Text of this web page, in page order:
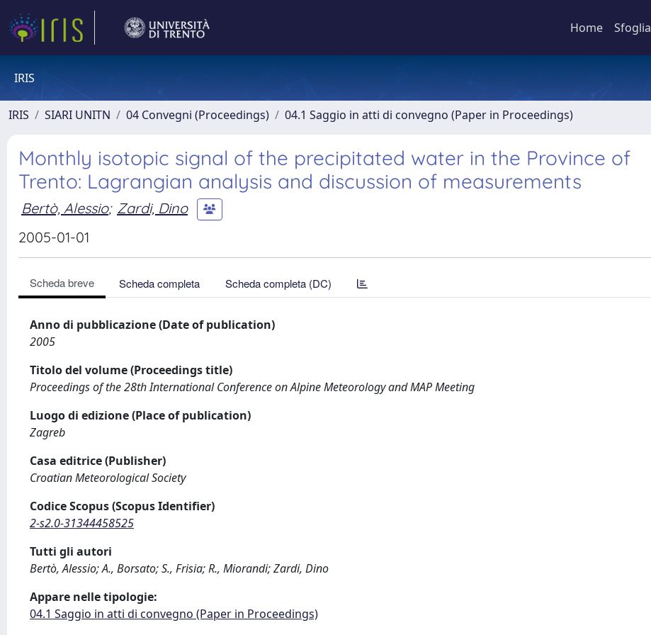
Home Sfoglia
IRIS
IRIS SIARI UNITN 04 Convegni (Proceedings) 04.1 Saggio in atti di convegno (Paper in Proceedings)
Monthly isotopic signal of the precipitated water in the Province of
Trento: Lagrangian analysis and discussion of measurements
Bertò, Alessio; Zardi, Dino
2005-01-01
Scheda breve Scheda completa Scheda completa (DC)
Anno di pubblicazione (Date of publication)
2005
Titolo del volume (Proceedings title)
Proceedings of the 28th International Conference on Alpine Meteorology and MAP Meeting
Luogo di edizione (Place of publication)
Zagreb
Casa editrice (Publisher)
Croatian Meteorological Society
Codice Scopus (Scopus Identifier)
2-s2.0-31344458525
Tutti gli autori
Bertò, Alessio; A., Borsato; S., Frisia; R., Miorandi; Zardi, Dino
Appare nelle tipologie:
04.1 Saggio in atti di convegno (Paper in Proceedings)